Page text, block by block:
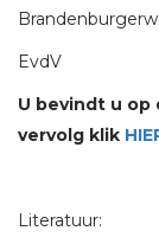
EvdV
U bevindt u op
vervolg klik
Literatuur: